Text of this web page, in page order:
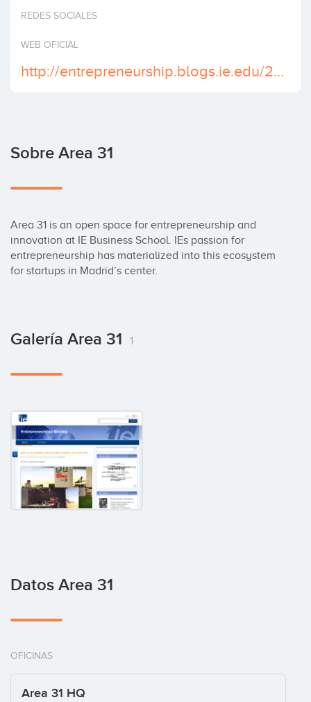
Invertir
REDES SOCIALES
WEB OFICIAL
http://entrepreneurship.blogs.ie.edu/2012/12/21/area-31-is-looking-for-its-first-cohort-of-startups
Sobre Area 31
Area 31 is an open space for entrepreneurship and
innovation at IE Business School. IEs passion for
entrepreneurship has materialized into this ecosystem
for startups in Madrid’s center.
Galería Area 31 1
Datos Area 31
OFICINAS
Area 31 HQ